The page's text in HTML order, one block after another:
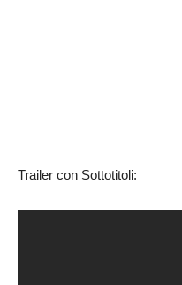
Trailer con Sottotitoli: